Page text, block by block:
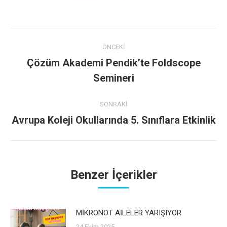
navigation
ÖNCEKI
Previous
post:
Çözüm Akademi Pendik’te Foldscope
Semineri
SONRAKI
Next
Avrupa Koleji Okullarında 5. Sınıflara Etkinlik
Benzer İçerikler
MİKRONOT AİLELER YARIŞIYOR